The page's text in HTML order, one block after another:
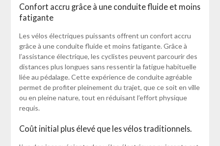
Confort accru grâce à une conduite fluide et moins
fatigante
Les vélos électriques puissants offrent un confort accru
grâce à une conduite fluide et moins fatigante. Grâce à
l’assistance électrique, les cyclistes peuvent parcourir des
distances plus longues sans ressentir la fatigue habituelle
liée au pédalage. Cette expérience de conduite agréable
permet de profiter pleinement du trajet, que ce soit en ville
ou en pleine nature, tout en réduisant l’effort physique
requis.
Coût initial plus élevé que les vélos traditionnels.